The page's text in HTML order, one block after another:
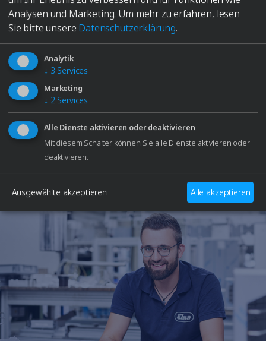
Elmasolvex
Cyclomotion
Cyclomotion Pro
Antimag
Leak Controller
Unternehmen
Kontakt
Service
Karriere
zum Elma Hub
Warenkorb
Fachhändler
Fachmessen
Downloads
Fach- & Führungskräfte
Studierende
Schülerinnen und Schüler
Datenschutzerklärung
Hinweisgebersystem
Nutzungsbedingungen
Impressum
Brauchen Sie Hilfe?
Unser Support-Team steht Ihnen bei Fragen
oder technischen Problemen zur Verfügung.
Support kontaktieren
Analysen und Marketing. Um mehr zu erfahren, lesen
Sie bitte unsere Datenschutzerklärung.
Analytik
↓ 3 Services
Marketing
↓ 2 Services
Alle Dienste aktivieren oder deaktivieren
Mit diesem Schalter können Sie alle Dienste aktivieren oder
deaktivieren.
Ausgewählte akzeptieren Alle akzeptieren